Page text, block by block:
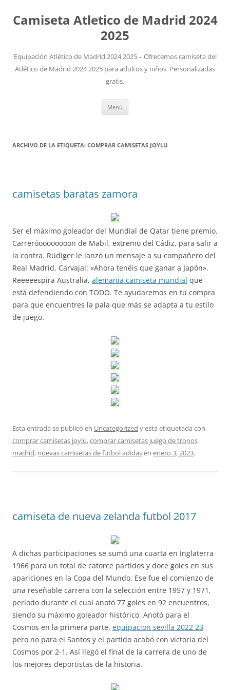
Camiseta Atletico de Madrid 2024
2025
Equipación Atlético de Madrid 2024 2025 – Ofrecemos camiseta del
Atlético de Madrid 2024 2025 para adultos y niños. Personalizadas
gratis.
Menú
ARCHIVO DE LA ETIQUETA: COMPRAR CAMISETAS JOYLU
camisetas baratas zamora
Ser el máximo goleador del Mundial de Qatar tiene premio.
Carreróoooooooon de Mabil, extremo del Cádiz, para salir a
la contra. Rüdiger le lanzó un mensaje a su compañero del
Real Madrid, Carvajal: «Ahora tenéis que ganar a Japón».
Reeeeespira Australia, alemania camiseta mundial que
está defendiendo con TODO. Te ayudaremos en tu compra
para que encuentres la pala que más se adapta a tu estilo
de juego.
Esta entrada se publicó en Uncategorized y está etiquetada con
comprar camisetas joylu,comprar camisetas juego de tronos
madrid, nuevas camisetas de futbol adidasen enero 3, 2023.
camiseta de nueva zelanda futbol 2017
A dichas participaciones se sumó una cuarta en Inglaterra
1966 para un total de catorce partidos y doce goles en sus
apariciones en la Copa del Mundo. Ese fue el comienzo de
una reseñable carrera con la selección entre 1957 y 1971,
período durante el cual anotó 77 goles en 92 encuentros,
siendo su máximo goleador histórico. Anotó para el
Cosmos en la primera parte, equipacion sevilla 2022 23
pero no para el Santos y el partido acabó con victoria del
Cosmos por 2-1. Así llegó el final de la carrera de uno de
los mejores deportistas de la historia.